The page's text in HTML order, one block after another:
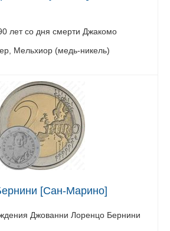
лет со дня смерти Джакомо
Мельхиор (медь-никель)
[Сан-Марино]
Джованни Лоренцо Бернини